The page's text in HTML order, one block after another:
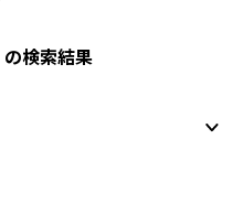
検索結果